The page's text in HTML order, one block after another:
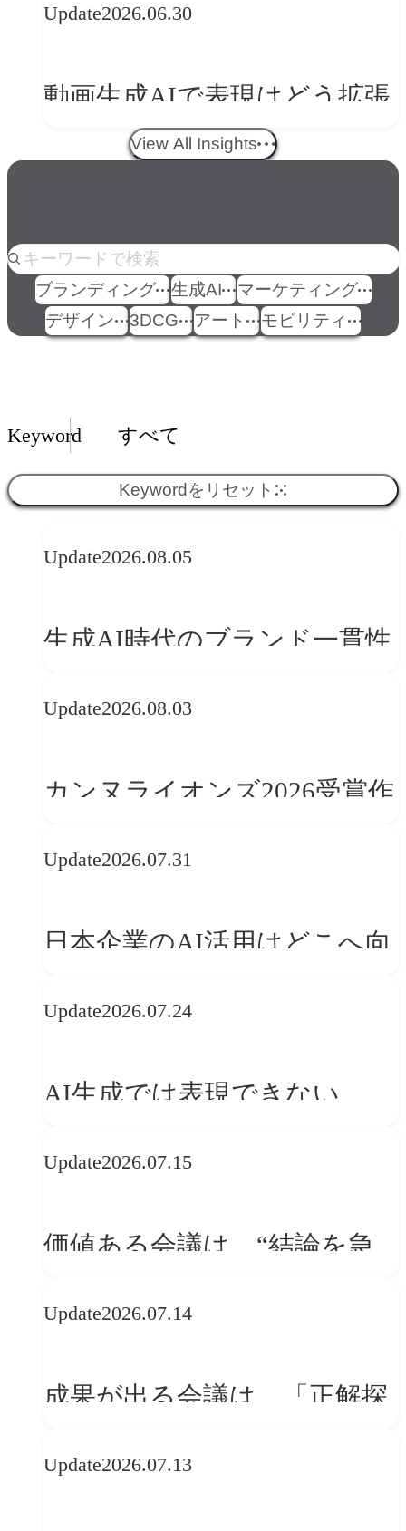
ークフロー設計と「ノイズと
Update2026.06.30
動画生成AIで表現はどう拡張
する？映像ディレクター橋本
View All Insights
人気のkeyword
ブランディング 生成AI
マーケティング
デザイン
3DCG アート モビリティ
Insights一覧
Keyword すべて
Keywordをリセット
Update2026.08.05
生成AI時代のブランド一貫性
学ぶ「動的ブランディング」
Update2026.08.03
カンヌライオンズ2026受賞作
──「優れたブランド体験」
か
Update2026.07.31
日本企業のAI活用はどこへ向
レンドに見る「人間中心」へ
Update2026.07.24
AI生成では表現できない
望
Update2026.07.15
価値ある会議は、“結論を急
場”である
Update2026.07.14
成果が出る会議は、「正解探
Update2026.07.13